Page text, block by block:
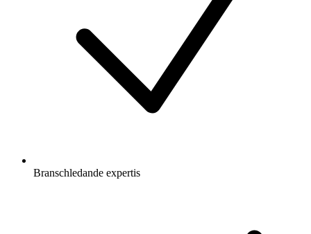
Branschledande expertis